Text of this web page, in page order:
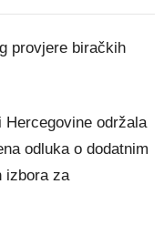
provjere biračkih
održala
odluka o dodatnim
izbora za